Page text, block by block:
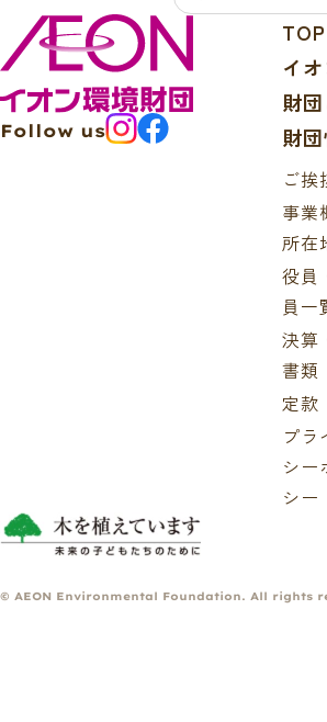
Follow us
TOP
イ
財
財
ご挨
事業
所在
役員
員一
決算
書類
定款
プラ
シー
シー
© AEON Environmental Foundation. All rights